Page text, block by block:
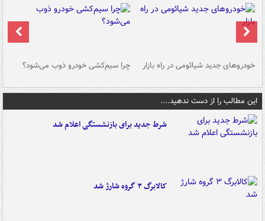
خودروهای جدید شیائومی در راه بازار چرا سیم‌کشی خودرو ذوب می‌شود؟
این مطالب را از دست ندهید....
شرط جدید برای بازنشستگی اعلام شد
کالابرگ ۳ گروه شارژ شد